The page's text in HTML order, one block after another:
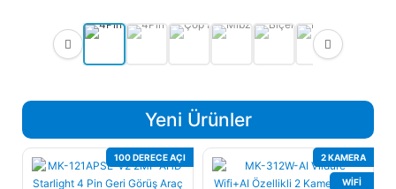
Yeni Ürünler
100 DERECE AÇI 2 KAMERA
WIFI